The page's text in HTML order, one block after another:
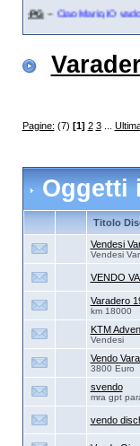
--Ciao Mario,IO vado a
Pagine: (7) [1] 2 3...
Oggetti
Titolo
Vendesi
Vendesi
VENDO
Varadero
km 18000
KTM
Vendesi
Vendo
3800 Euro
svendo
mra gpt
vendo